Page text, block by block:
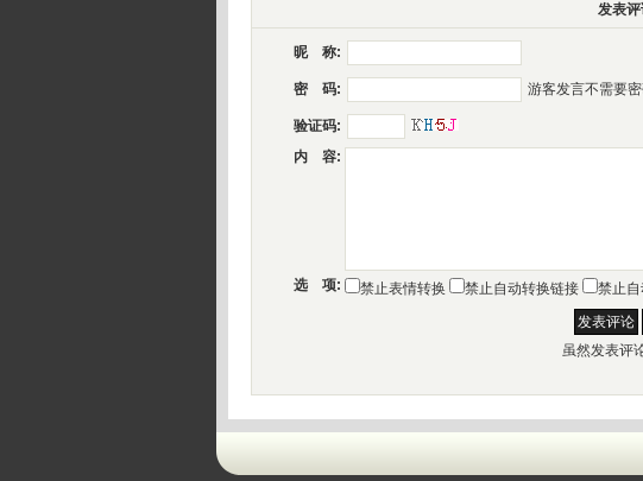
发表
昵 称:
密 码: 游客发言不需要密
验证码:
内 容:
选 项: 禁止表情转换 禁止自动转换链接 禁止
虽然发表评